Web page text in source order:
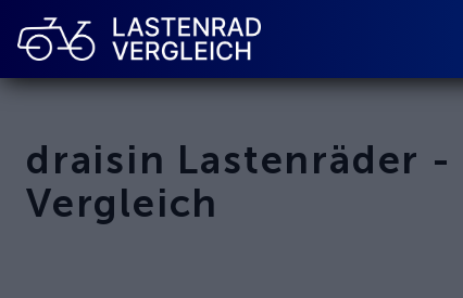
draisin Lastenräder -
Vergleich